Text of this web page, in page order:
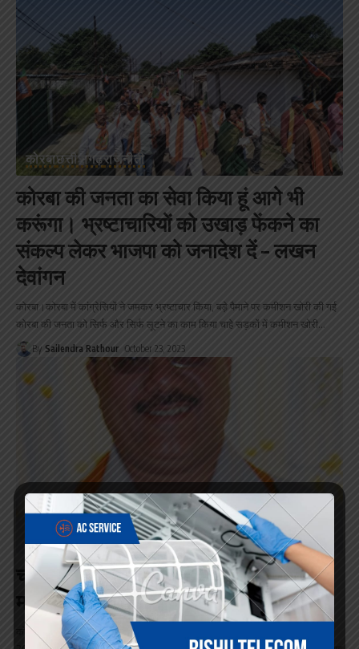
कोरबाछत्तीसगढ़राजनीती
कोरबा की जनता का सेवा किया हूं आगे भी
करूंगा। भ्रष्टाचारियों को उखाड़ फेंकने का
संकल्प लेकर भाजपा को जनादेश दें – लखन
देवांगन
कोरबा।कोरबा में कांग्रेसियों ने जमकर भ्रष्टाचार किया, बड़े पैमाने पर कमीशन खोरी की गई
कोरबा की जनता को सिर्फ और सिर्फ लूटने का काम किया चाहे सड़कों में कमीशन खोरी…
By Sailendra Rathour October 23, 2023
कोरबाछत्तीसगढ़राजनीती
चावलानी बने लखन के चुनाव प्रभारी, मिली
महत्वपूर्ण जिम्मेदारी
कोरबा। भारतीय जनता पार्टी के छत्तीसगढ़ प्रदेश अध्यक्ष अरूण साव ने विधानसभा चुनाव